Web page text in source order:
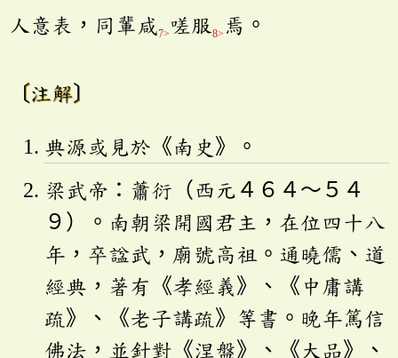
人意表，同輩咸7> 嗟服 8> 焉。
〔注解〕
典源或見於《南史》。
梁武帝：蕭衍（西元４６４～５４
９）。南朝梁開國君主，在位四十八
年，卒諡武，廟號高祖。通曉儒、道
經典，著有《孝經義》、《中庸講
疏》、《老子講疏》等書。晚年篤信
佛法，並針對《涅盤》、《大品》、